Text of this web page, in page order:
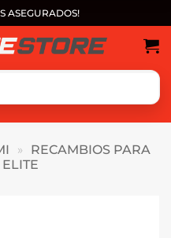
ASEGURADOS!
»
RECAMBIOS PARA